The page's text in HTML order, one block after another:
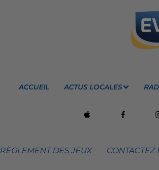
ACCUEIL ACTUS LOCALES
RÈGLEMENT DES JEUX CONTACTEZ